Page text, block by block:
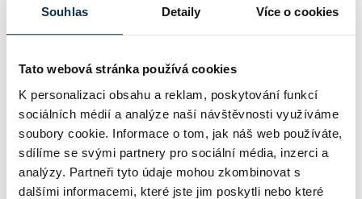
Souhlas Detaily Více o cookies
Tato webová stránka používá cookies
K personalizaci obsahu a reklam, poskytování funkcí
sociálních médií a analýze naší návštěvnosti využíváme
soubory cookie. Informace o tom, jak náš web používáte,
sdílíme se svými partnery pro sociální média, inzerci a
analýzy. Partneři tyto údaje mohou zkombinovat s
dalšími informacemi, které jste jim poskytli nebo které
plošně o 0,1…
Pavel Pohanka|aktualizováno: 04.08.2026